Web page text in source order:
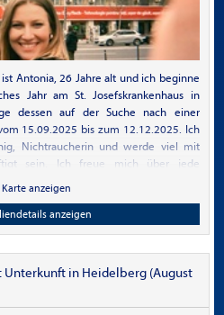
Antonia, 26 Jahre alt und ich beginne
Jahr am St. Josefskrankenhaus in
dessen auf der Suche nach einer
15.09.2025 bis zum 12.12.2025. Ich
Nichtraucherin und werde viel mit
sein. Ich freue mich über jede
anzeigen
anzeigen
Unterkunft in Heidelberg (August